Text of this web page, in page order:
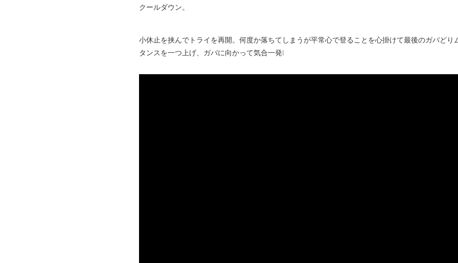
クールダウン。
小休止を挟んでトライを再開。何度か落ちてしまうが平常心で登ることを心掛けて最後のガバどり
タンスを一つ上げ、ガバに向かって気合一発❕